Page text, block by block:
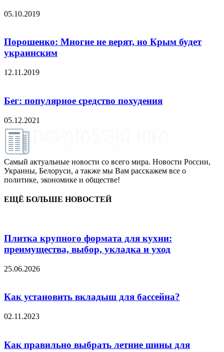
05.10.2019
Порошенко: Многие не верят, но Крым будет
украинским
12.11.2019
Бег: популярное средство похудения
05.12.2021
Самый актуальные новости со всего мира. Новости России,
Украины, Белоруси, а также мы Вам расскажем все о
политике, экономике и обществе!
ЕЩЁ БОЛЬШЕ НОВОСТЕЙ
Плитка крупного формата для кухни:
преимущества, выбор, укладка и уход
25.06.2026
Как установить вкладыш для бассейна?
02.11.2023
Как правильно выбрать летние шины для